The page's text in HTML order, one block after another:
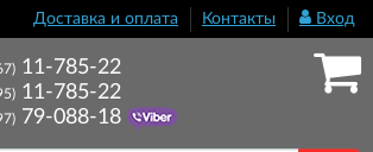
Доставка и оплата Контакты Вход
11-785-22
11-785-22
79-088-18